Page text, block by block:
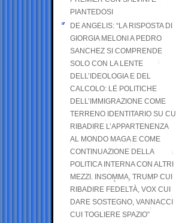
PIANTEDOSI
DE ANGELIS: “LA RISPOSTA DI
GIORGIA MELONI A PEDRO
SANCHEZ SI COMPRENDE
SOLO CON LA LENTE
DELL’IDEOLOGIA E DEL
CALCOLO: LE POLITICHE
DELL’IMMIGRAZIONE COME
TERRENO IDENTITARIO SU CUI
RIBADIRE L’APPARTENENZA
AL MONDO MAGA E COME
CONTINUAZIONE DELLA
POLITICA INTERNA CON ALTRI
MEZZI. INSOMMA, TRUMP CUI
RIBADIRE FEDELTÀ, VOX CUI
DARE SOSTEGNO, VANNACCI
CUI TOGLIERE SPAZIO”